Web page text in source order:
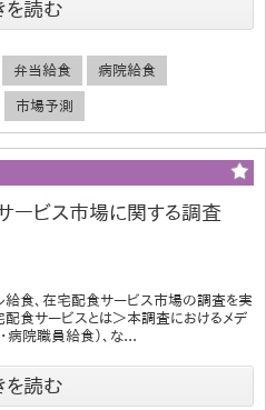
を読む
弁当給食 病院給食
市場予測
ービス市場に関する調査
給食、在宅配食サービス市場の調査を実
配食サービスとは＞本調査におけるメデ
病院職員給食）、な...
を読む